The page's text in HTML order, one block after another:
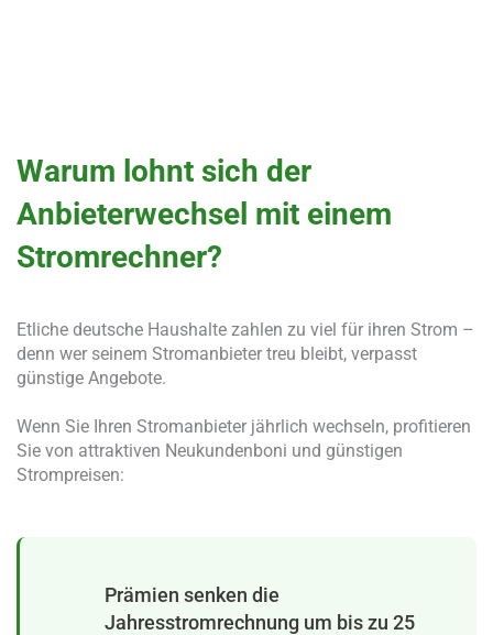
Warum lohnt sich der
Anbieterwechsel mit einem
Stromrechner?
Etliche deutsche Haushalte zahlen zu viel für ihren Strom –
denn wer seinem Stromanbieter treu bleibt, verpasst
günstige Angebote.
Wenn Sie Ihren Stromanbieter jährlich wechseln, profitieren
Sie von attraktiven Neukundenboni und günstigen
Strompreisen:
Prämien senken die
Jahresstromrechnung um bis zu 25